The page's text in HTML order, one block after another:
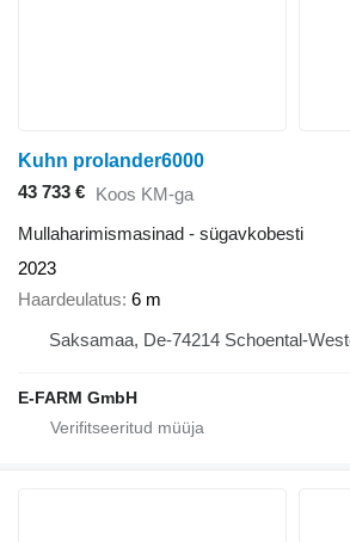
Kuhn prolander6000
43 733 € Koos KM-ga
Mullaharimismasinad - sügavkobesti
2023
Haardeulatus 6 m
Saksamaa, De-74214 Schoental-
E-FARM GmbH